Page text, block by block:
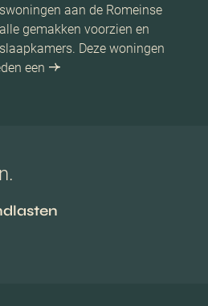
aan de Romeinse
gemakken voorzien en
Deze woningen
een